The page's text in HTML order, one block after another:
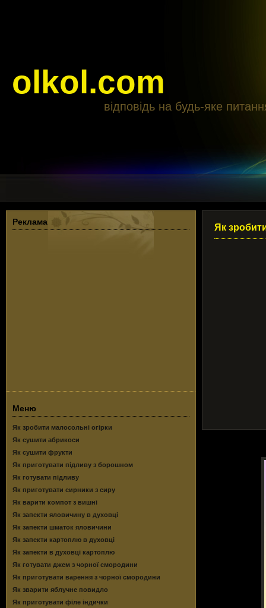
olkol.com
відповідь на будь-яке
Реклама
Меню
Як зробити малосольні огірки
Як сушити абрикоси
Як сушити фрукти
Як приготувати підливу з борошном
Як готувати підливу
Як приготувати сирники з сиру
Як варити компот з вишні
Як запекти яловичину в духовці
Як запекти шматок яловичини
Як запекти картоплю в духовці
Як запекти в духовці картоплю
Як готувати джем з чорної смородини
Як приготувати варення з чорної смородини
Як зварити яблучне повидло
Як приготувати філе індички
Як